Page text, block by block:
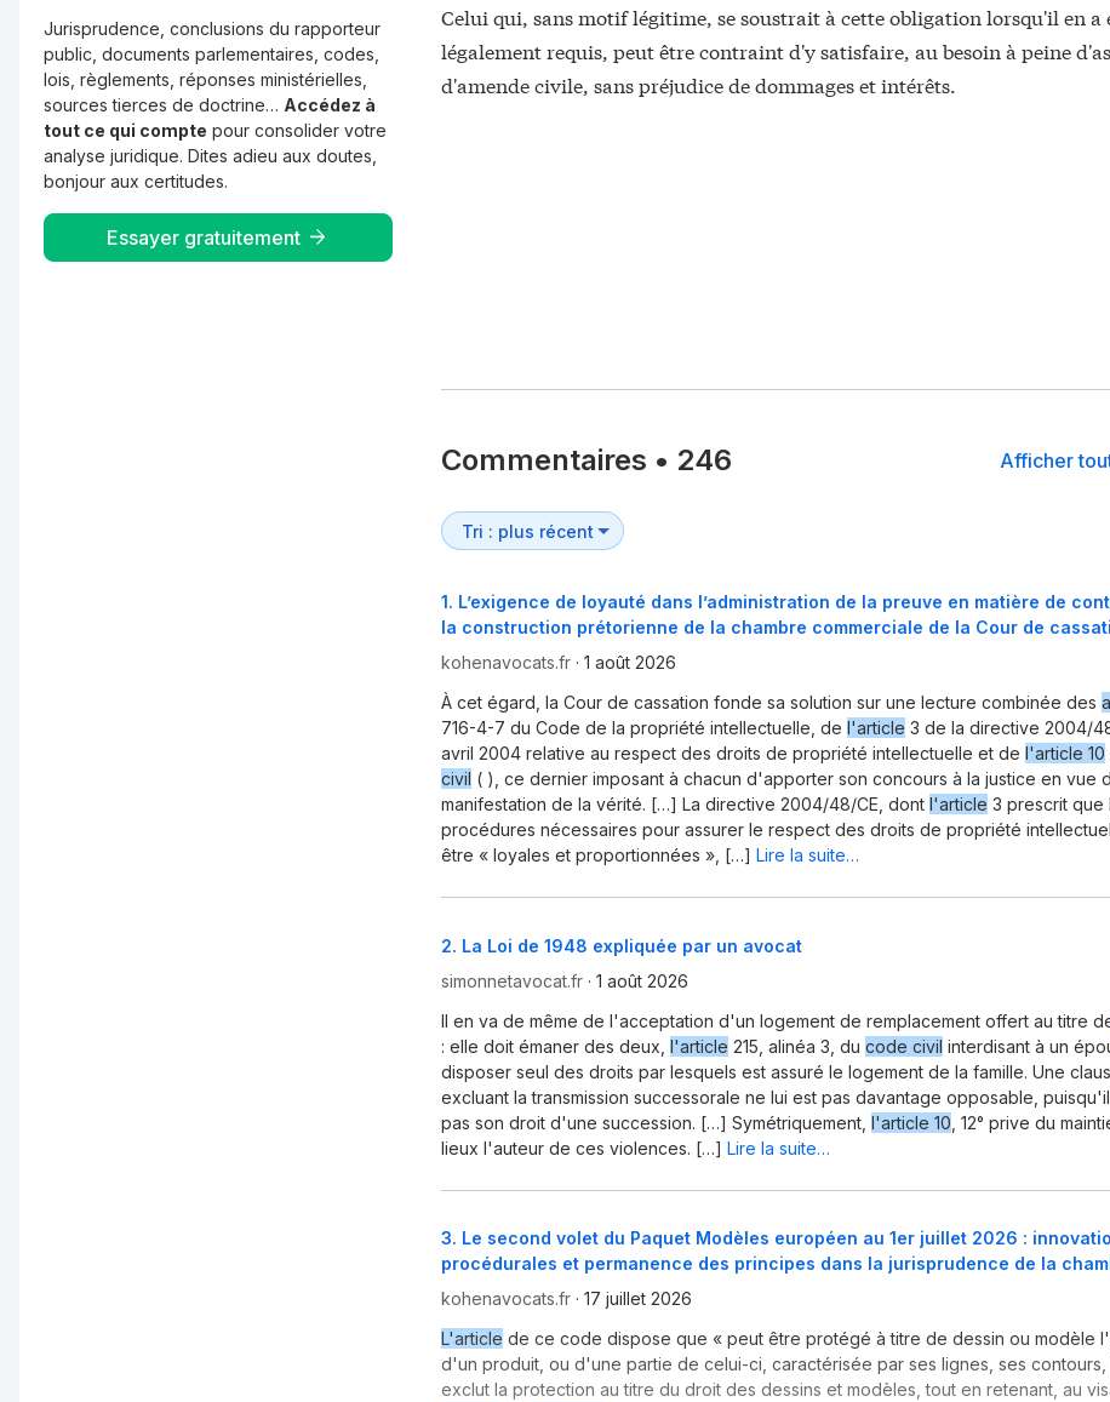
Jurisprudence, conclusions du rapporteur
public, documents parlementaires, codes,
lois, règlements, réponses ministérielles,
sources tierces de doctrine… Accédez à
tout ce qui compte pour consolider votre
analyse juridique. Dites adieu aux doutes,
bonjour aux certitudes.
Essayer gratuitement
Celui qui, sans motif légitime, se soustrait à cette obligation lorsqu'il en a
légalement requis, peut être contraint d'y satisfaire, au besoin à peine
d'amende civile, sans préjudice de dommages et intérêts.
Commentaires • 246 Afficher
1. L’exigence de loyauté dans l’administration de la preuve en matière de
la construction prétorienne de la chambre commerciale de la Cour de
kohenavocats.fr · 1 août 2026
À cet égard, la Cour de cassation fonde sa solution sur une lecture combinée des
716-4-7 du Code de la propriété intellectuelle, de l'article 3 de la directive 2004/
avril 2004 relative au respect des droits de propriété intellectuelle et de l'article 10
civil ( ), ce dernier imposant à chacun d'apporter son concours à la justice en vue
manifestation de la vérité. […] La directive 2004/48/CE, dont l'article 3 prescrit que
procédures nécessaires pour assurer le respect des droits de propriété
être « loyales et proportionnées », […] Lire la suite…
2. La Loi de 1948 expliquée par un avocat
simonnetavocat.fr · 1 août 2026
Il en va de même de l'acceptation d'un logement de remplacement offert au titre
: elle doit émaner des deux, l'article 215, alinéa 3, du code civil interdisant à un
disposer seul des droits par lesquels est assuré le logement de la famille. Une
excluant la transmission successorale ne lui est pas davantage opposable,
pas son droit d'une succession. […] Symétriquement, l'article 10 , 12° prive du
lieux l'auteur de ces violences. […] Lire la suite…
3. Le second volet du Paquet Modèles européen au 1er juillet 2026 :
procédurales et permanence des principes dans la jurisprudence de la
kohenavocats.fr · 17 juillet 2026
L'article de ce code dispose que « peut être protégé à titre de dessin ou modèle
d'un produit, ou d'une partie de celui-ci, caractérisée par ses lignes, ses
exclut la protection au titre du droit des dessins et modèles, tout en retenant, au